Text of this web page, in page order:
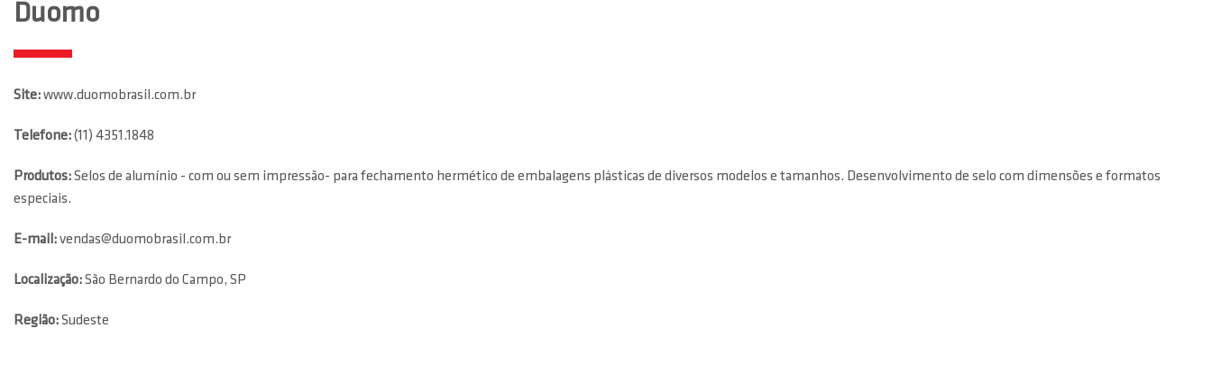
Duomo
Site:www.duomobrasil.com.br
Telefone:(11) 4351.1848
Produtos:Selos de alumínio - com ou sem impressão- para fechamento hermético de embalagens plásticas de diversos modelos e tamanhos. Desenvolvimento de selo com dimensões e formatos
especiais.
E-mail:vendas@duomobrasil.com.br
Localização:São Bernardo do Campo, SP
Região:Sudeste